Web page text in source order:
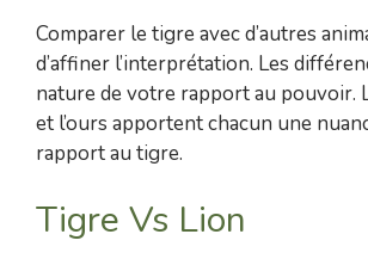
Comparer le tigre avec d’autres
d’affiner l’interprétation. Les
nature de votre rapport au pouvoir.
et l’ours apportent chacun une
rapport au tigre.
Tigre Vs Lion